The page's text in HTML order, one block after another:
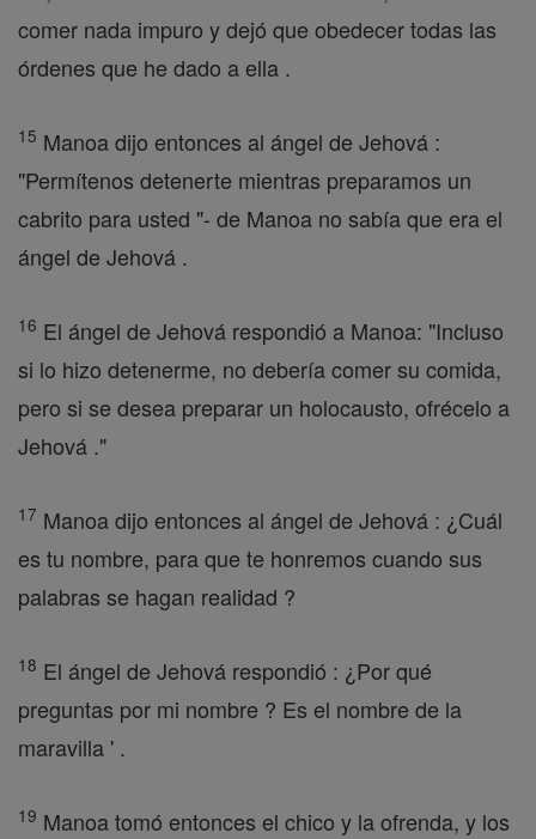
comer nada impuro y dejó que obedecer todas las
órdenes que he dado a ella .
15 Manoa dijo entonces al ángel de Jehová :
"Permítenos detenerte mientras preparamos un
cabrito para usted "- de Manoa no sabía que era el
ángel de Jehová .
16 El ángel de Jehová respondió a Manoa: "Incluso
si lo hizo detenerme, no debería comer su comida,
pero si se desea preparar un holocausto, ofrécelo a
Jehová ."
17 Manoa dijo entonces al ángel de Jehová : ¿Cuál
es tu nombre, para que te honremos cuando sus
palabras se hagan realidad ?
18 El ángel de Jehová respondió : ¿Por qué
preguntas por mi nombre ? Es el nombre de la
maravilla ' .
19 Manoa tomó entonces el chico y la ofrenda, y los